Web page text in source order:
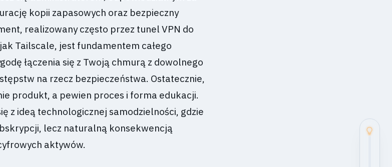
kopii zapasowych oraz bezpieczny
realizowany często przez tunel VPN do
Tailscale, jest fundamentem całego
łączenia się z Twoją chmurą z dowolnego
na rzecz bezpieczeństwa. Ostatecznie,
produkt, a pewien proces i forma edukacji.
z ideą technologicznej samodzielności, gdzie
lecz naturalną konsekwencją
aktywów.